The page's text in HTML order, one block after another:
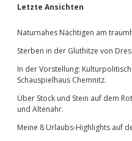
Sidebar
Letzte Ansichten
Naturnahes Nächtigen am
Sterben in der Gluthitze von
In der Vorstellung:
Schauspielhaus Chemnitz.
Über Stock und Stein auf dem
und Altenahr.
Meine 8 Urlaubs-Highlights auf